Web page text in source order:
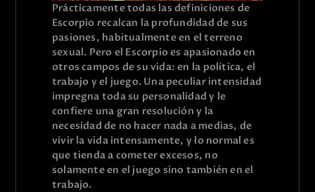
Prácticamente todas las definiciones de
Escorpio recalcan la profundidad de sus
pasiones, habitualmente en el terreno
sexual. Pero el Escorpio es apasionado en
otros campos de su vida: en la política, el
trabajo y el juego. Una peculiar intensidad
impregna toda su personalidad y le
confiere una gran resolución y la
necesidad de no hacer nada a medias, de
vivir la vida intensamente, y lo normal es
que tienda a cometer excesos, no
solamente en el juego sino también en el
trabajo.